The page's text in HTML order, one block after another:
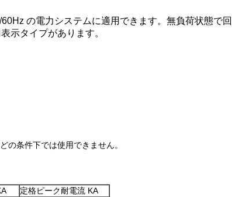
の電力システムに適用できます。無負荷状態で
示タイプがあります。
の条件下では使用できません。
定格ピーク耐電流 KA